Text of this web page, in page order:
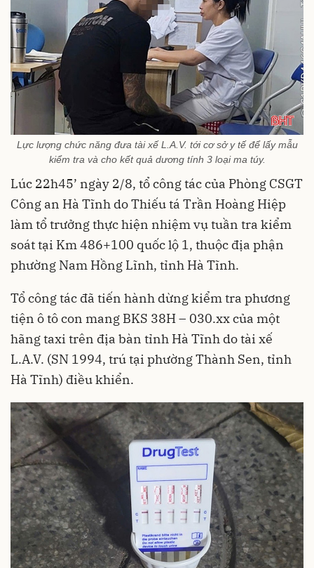
Lực lượng chức năng đưa tài xế L.A.V. tới cơ sở y tế để lấy mẫu
kiểm tra và cho kết quả dương tính 3 loại ma túy.
Lúc 22h45’ ngày 2/8, tổ công tác của Phòng CSGT
Công an Hà Tĩnh do Thiếu tá Trần Hoàng Hiệp
làm tổ trưởng thực hiện nhiệm vụ tuần tra kiểm
soát tại Km 486+100 quốc lộ 1, thuộc địa phận
phường Nam Hồng Lĩnh, tỉnh Hà Tĩnh.
Tổ công tác đã tiến hành dừng kiểm tra phương
tiện ô tô con mang BKS 38H – 030.xx của một
hãng taxi trên địa bàn tỉnh Hà Tĩnh do tài xế
L.A.V. (SN 1994, trú tại phường Thành Sen, tỉnh
Hà Tĩnh) điều khiển.